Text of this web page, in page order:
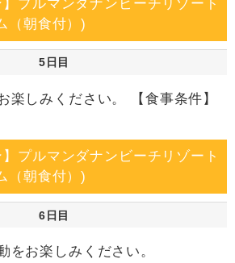
】プルマンダナンビーチリゾート
（朝食付）)
5日目
楽しみください。 【食事条件】
】プルマンダナンビーチリゾート
（朝食付）)
6日目
をお楽しみください。